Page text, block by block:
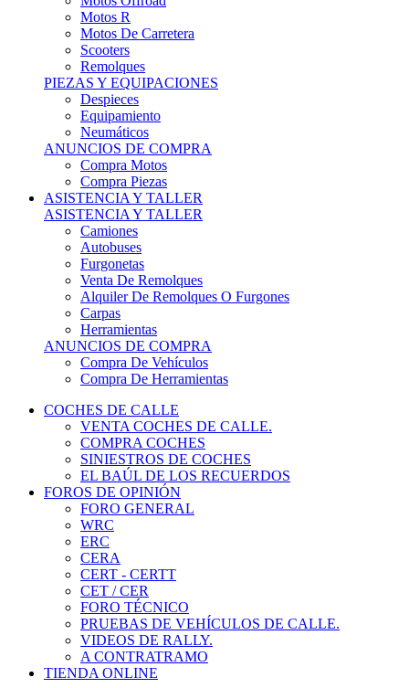
Motos R
Motos De Carretera
Scooters
Remolques
PIEZAS Y EQUIPACIONES
Despieces
Equipamiento
Neumáticos
ANUNCIOS DE COMPRA
Compra Motos
Compra Piezas
ASISTENCIA Y TALLER
ASISTENCIA Y TALLER
Camiones
Autobuses
Furgonetas
Venta De Remolques
Alquiler De Remolques O Furgones
Carpas
Herramientas
ANUNCIOS DE COMPRA
Compra De Vehículos
Compra De Herramientas
COCHES DE CALLE
VENTA COCHES DE CALLE.
COMPRA COCHES
SINIESTROS DE COCHES
EL BAÚL DE LOS RECUERDOS
FOROS DE OPINIÓN
FORO GENERAL
WRC
ERC
CERA
CERT - CERTT
CET / CER
FORO TÉCNICO
PRUEBAS DE VEHÍCULOS DE CALLE.
VIDEOS DE RALLY.
A CONTRATRAMO
TIENDA ONLINE